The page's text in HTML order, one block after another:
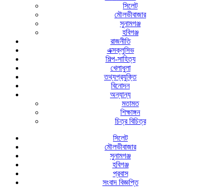
সিলেট
মৌলভীবাজার
সুনামগঞ্জ
হবিগঞ্জ
রাজনীতি
এক্সক্লুসিভ
শিল্প-সাহিত্য
খেলাধুলা
তথ্যপ্রযুক্তি
বিনোদন
অন্যান্য
মতামত
শিক্ষাঙ্গন
চিত্র বিচিত্র
সিলেট
মৌলভীবাজার
সুনামগঞ্জ
হবিগঞ্জ
প্রবাস
সংবাদ বিজ্ঞপ্তি